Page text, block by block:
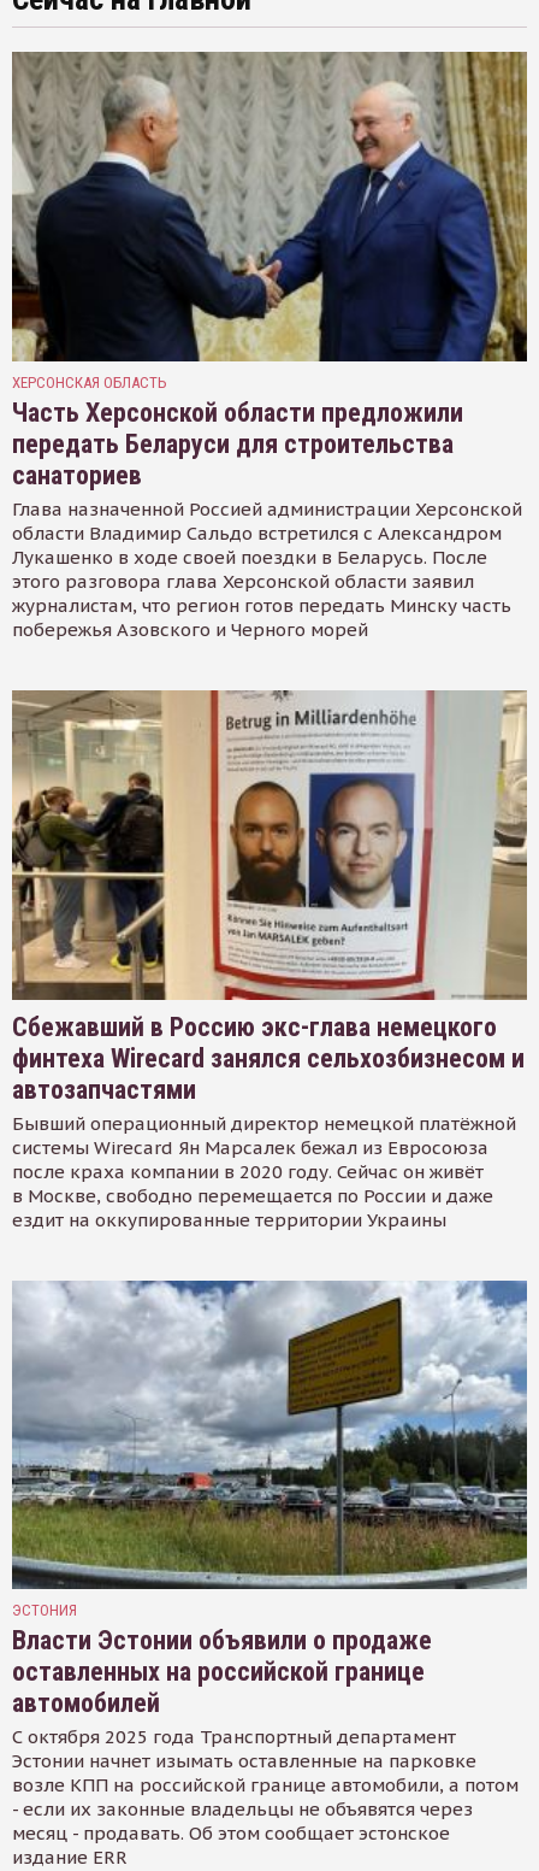
ХЕРСОНСКАЯ ОБЛАСТЬ
Часть Херсонской области предложили
передать Беларуси для строительства
санаториев
Глава назначенной Россией администрации Херсонской
области Владимир Сальдо встретился с Александром
Лукашенко в ходе своей поездки в Беларусь. После
этого разговора глава Херсонской области заявил
журналистам, что регион готов передать Минску часть
побережья Азовского и Черного морей
Сбежавший в Россию экс-глава немецкого
финтеха Wirecard занялся сельхозбизнесом и
автозапчастями
Бывший операционный директор немецкой платёжной
системы Wirecard Ян Марсалек бежал из Евросоюза
после краха компании в 2020 году. Сейчас он живёт
в Москве, свободно перемещается по России и даже
ездит на оккупированные территории Украины
ЭСТОНИЯ
Власти Эстонии объявили о продаже
оставленных на российской границе
автомобилей
С октября 2025 года Транспортный департамент
Эстонии начнет изымать оставленные на парковке
возле КПП на российской границе автомобили, а потом
- если их законные владельцы не объявятся через
месяц - продавать. Об этом сообщает эстонское
издание ERR